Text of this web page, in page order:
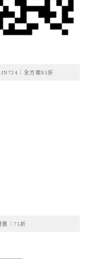
｜全方案85折
惠｜75折